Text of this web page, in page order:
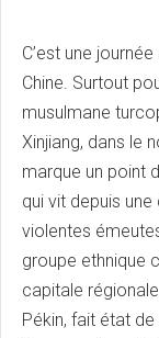
C’est une
Chine. Surtout
musulmane
Xinjiang, dans le
marque un point
qui vit depuis
violentes
groupe ethnique
capitale
Pékin, fait état